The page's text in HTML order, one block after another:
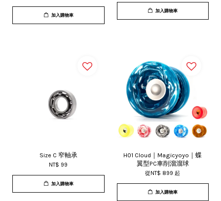
加入購物車
加入購物車
Size C 窄軸承
NT$ 99
加入購物車
H01 Cloud｜Magicyoyo｜蝶
翼型PC車削溜溜球
從NT$ 899起
加入購物車